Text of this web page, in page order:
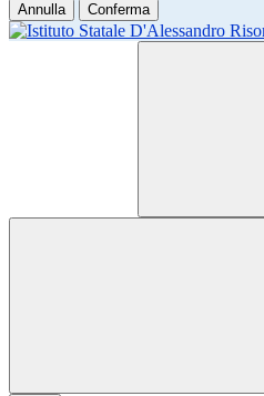
Annulla Conferma